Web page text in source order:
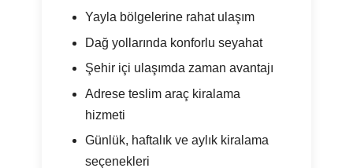
Yayla bölgelerine rahat ulaşım
Dağ yollarında konforlu seyahat
Şehir içi ulaşımda zaman avantajı
Adrese teslim araç kiralama
hizmeti
Günlük, haftalık ve aylık kiralama
seçenekleri